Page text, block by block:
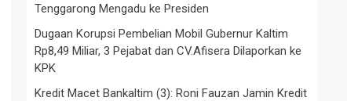
Tenggarong Mengadu ke Presiden
Dugaan Korupsi Pembelian Mobil Gubernur Kaltim
Rp8,49 Miliar, 3 Pejabat dan CV.Afisera Dilaporkan ke
KPK
Kredit Macet Bankaltim (3): Roni Fauzan Jamin Kredit